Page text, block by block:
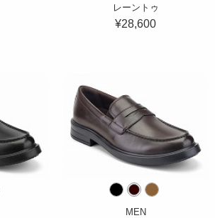
レーントゥ
¥28,600
MEN